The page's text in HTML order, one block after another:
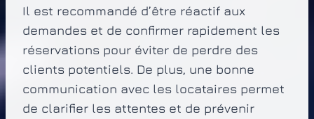
Il est recommandé d’être réactif aux
demandes et de confirmer rapidement les
réservations pour éviter de perdre des
clients potentiels. De plus, une bonne
communication avec les locataires permet
de clarifier les attentes et de prévenir